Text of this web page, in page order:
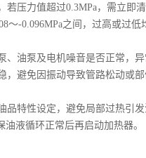
压力值超过0.3MPa，需立即清
-0.096MPa之间，过高或过低
油泵及电机噪音是否正常，异
避免因振动导致管路松动或部
特性设定，避免局部过热引发
液循环正常后再启动加热器。